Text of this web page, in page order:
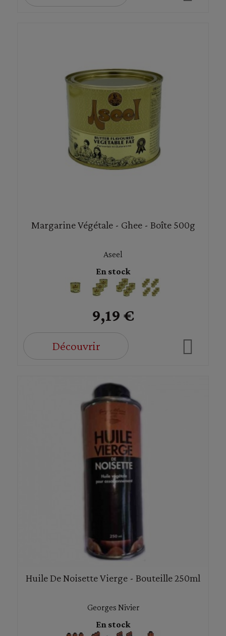
Margarine Végétale - Ghee - Boîte 500g
Aseel
En stock
9,19 €
Découvrir
Huile De Noisette Vierge - Bouteille 250ml
Georges Nivier
En stock